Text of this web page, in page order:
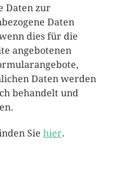
Daten zur
Daten
dies für die
angebotenen
Daten werden
behandelt und
Sie hier.